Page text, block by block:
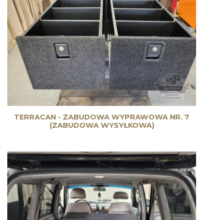
TERRACAN - ZABUDOWA WYPRAWOWA NR. 7
(ZABUDOWA WYSYŁKOWA)